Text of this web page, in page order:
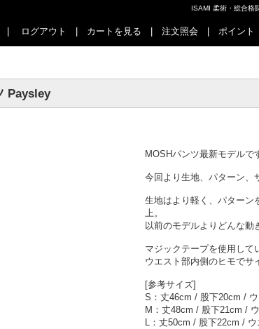
ISAMI 柔術・総合格
ログアウト カートを見る 注文照会 ポイント
Paysley
MOSHパンツ最新モデルで
今回より生地、パターン、
生地はより軽く、パターン
上。
以前のモデルよりどんな動
マジックテープを使用して
ウエスト部内側のヒモでサ
[参考サイズ]
S：丈46cm / 股下20cm /
M：丈48cm / 股下21cm /
L：丈50cm / 股下22cm /